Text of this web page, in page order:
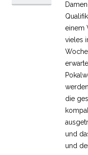
einem
vieles
werden
die
und
und